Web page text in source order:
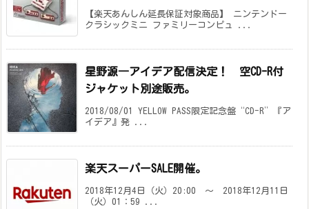
【楽天あんしん延長保証対象商品】 ニンテンドー
クラシックミニ ファミリーコンピュ ...
星野源―アイデア配信決定！ 空CD-R付
ジャケット別途販売。
2018/08/01 YELLOW PASS限定記念盤“CD-R”『ア
イデア』発 ...
楽天スーパーSALE開催。
2018年12月4日（火）20:00 ～ 2018年12月11日
（火）01：59 ...